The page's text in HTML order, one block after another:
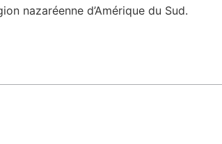
nazaréenne d’Amérique du Sud.